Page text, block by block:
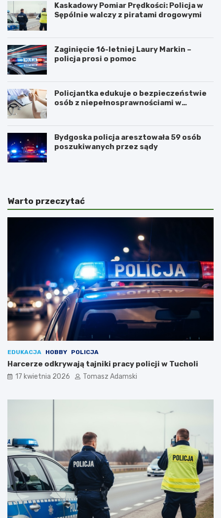
Kaskadowy Pomiar Prędkości: Policja w
Sępólnie walczy z piratami drogowymi
Zaginięcie 16-letniej Laury Markin –
policja prosi o pomoc
Policjantka edukuje o bezpieczeństwie
osób z niepełnosprawnościami w
Bydgoska policja aresztowała 59 osób
poszukiwanych przez sądy
Warto przeczytać
EDUKACJA HOBBY POLICJA
Harcerze odkrywają tajniki pracy policji w Tucholi
17 kwietnia 2026 Tomasz Adamski